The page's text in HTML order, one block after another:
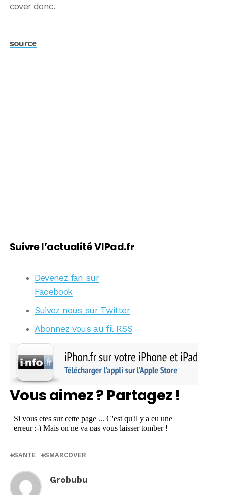
cover donc.
source
Suivre l’actualité VIPad.fr
Devenez fan sur
Facebook
Suivez nous sur Twitter
Abonnez vous au fil RSS
Vous aimez ? Partagez !
SANTE SMARCOVER
Grobubu